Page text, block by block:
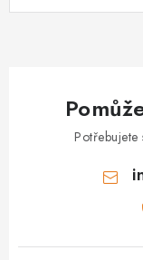
Potřebujete